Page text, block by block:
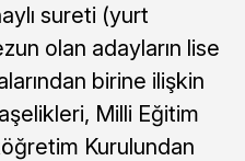
sureti (yurt
olan adayların lise
birine ilişkin
Milli Eğitim
Kurulundan